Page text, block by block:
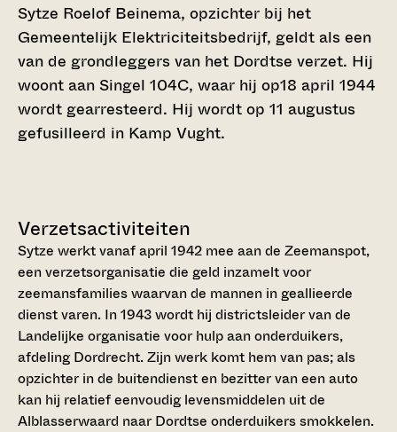
Sytze Roelof Beinema, opzichter bij het
Gemeentelijk Elektriciteitsbedrijf, geldt als een
van de grondleggers van het Dordtse verzet. Hij
woont aan Singel 104C, waar hij op18 april 1944
wordt gearresteerd. Hij wordt op 11 augustus
gefusilleerd in Kamp Vught.
Verzetsactiviteiten
Sytze werkt vanaf april 1942 mee aan de Zeemanspot,
een verzetsorganisatie die geld inzamelt voor
zeemansfamilies waarvan de mannen in geallieerde
dienst varen. In 1943 wordt hij districtsleider van de
Landelijke organisatie voor hulp aan onderduikers,
afdeling Dordrecht. Zijn werk komt hem van pas; als
opzichter in de bui­tendienst en bezitter van een auto
kan hij relatief eenvoudig levensmiddelen uit de
Alblasserwaard naar Dordtse onderduikers smokkelen.